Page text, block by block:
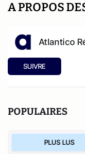
A PROPOS
Atlantico
SUIVRE
POPULAIRES
PLUS LUS